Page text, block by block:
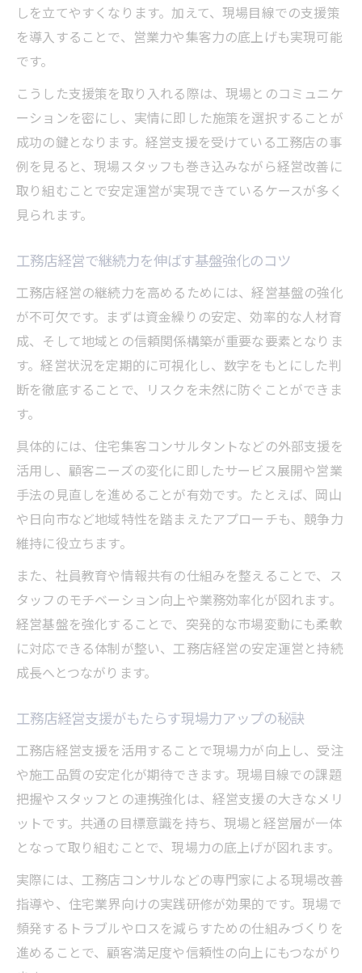
ト
信頼される工務店経営者の判断基準
は
工務店経営者が重視すべき信頼性アップの
軸
工務店経営でリスクを見抜くチェックポイ
ント
工務店経営支援が導く選ばれる会社づくり
工務店経営の信頼性を高める現場指標の使
い方
経営のプロが語る支援活用のポイント
工務店経営の現場で活きる支援ノウハウを
解説
工務店経営で差がつくプロの支援術を学ぶ
工務店経営におけるコンサル活用の成功事
工務店経営支援と本から学ぶ実践的な技術
工務店経営の最新支援策で業績アップを狙
う
工務店経営支援のトレンドと導入メリット
紹介
徴
工務店経営に役立つ新しい支援策の選び方
工務店経営支援で実現する時代対応の経営
強化
しを立てやすくなります。加えて、現場目線での支援策
を導入することで、営業力や集客力の底上げも実現可能
です。
こうした支援策を取り入れる際は、現場とのコミュニケ
ーションを密にし、実情に即した施策を選択することが
成功の鍵となります。経営支援を受けている工務店の事
例を見ると、現場スタッフも巻き込みながら経営改善に
取り組むことで安定運営が実現できているケースが多く
見られます。
工務店経営で継続力を伸ばす基盤強化のコツ
工務店経営の継続力を高めるためには、経営基盤の強化
が不可欠です。まずは資金繰りの安定、効率的な人材育
成、そして地域との信頼関係構築が重要な要素となりま
す。経営状況を定期的に可視化し、数字をもとにした判
断を徹底することで、リスクを未然に防ぐことができま
す。
具体的には、住宅集客コンサルタントなどの外部支援を
活用し、顧客ニーズの変化に即したサービス展開や営業
手法の見直しを進めることが有効です。たとえば、岡山
や日向市など地域特性を踏まえたアプローチも、競争力
維持に役立ちます。
また、社員教育や情報共有の仕組みを整えることで、ス
タッフのモチベーション向上や業務効率化が図れます。
経営基盤を強化することで、突発的な市場変動にも柔軟
に対応できる体制が整い、工務店経営の安定運営と持続
成長へとつながります。
工務店経営支援がもたらす現場力アップの秘訣
工務店経営支援を活用することで現場力が向上し、受注
や施工品質の安定化が期待できます。現場目線での課題
把握やスタッフとの連携強化は、経営支援の大きなメリ
ットです。共通の目標意識を持ち、現場と経営層が一体
となって取り組むことで、現場力の底上げが図れます。
実際には、工務店コンサルなどの専門家による現場改善
指導や、住宅業界向けの実践研修が効果的です。現場で
頻発するトラブルやロスを減らすための仕組みづくりを
進めることで、顧客満足度や信頼性の向上にもつながり